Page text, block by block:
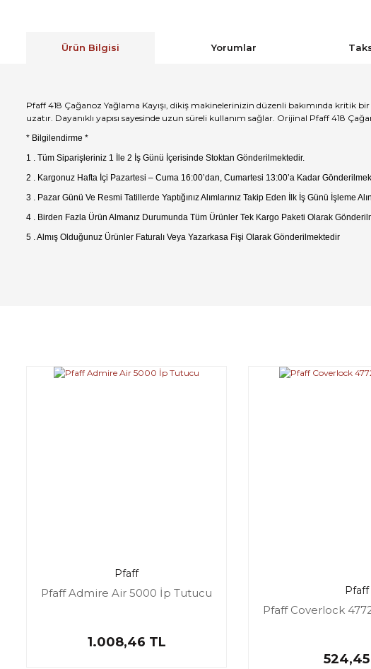
Ürün Bilgisi Yorumlar
Pfaff 418 Çağanoz Yağlama Kayışı, dikiş makinelerinizin düzenli bakımında kritik
uzatır. Dayanıklı yapısı sayesinde uzun süreli kullanım sağlar. Orijinal Pfaff 418
* Bilgilendirme *
1 . Tüm Siparişleriniz 1 İle 2 İş Günü İçerisinde Stoktan Gönderilmektedir.
2 . Kargonuz Hafta İçi Pazartesi – Cuma 16:00’dan, Cumartesi 13:00’a Kadar
3 . Pazar Günü Ve Resmi Tatillerde Yaptığınız Alımlarınız Takip Eden İlk İş Günü İşleme
4 . Birden Fazla Ürün Almanız Durumunda Tüm Ürünler Tek Kargo Paketi Olarak
5 . Almış Olduğunuz Ürünler Faturalı Veya Yazarkasa Fişi Olarak Gönderilmektedir
Pfaff
Pfaff Admire Air 5000 İp Tutucu
1.008,46 TL
Pfaff
Pfaff Coverlock